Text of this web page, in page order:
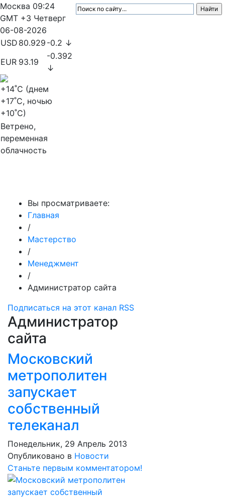
Москва 09:24
GMT +3 Четверг
06-08-2026
USD 80.929 -0.2 ↓
EUR 93.19
-0.392
↓
+14˚C (днем
+17˚C, ночью
+10˚C)
Ветрено,
переменная
облачность
Вы просматриваете:
Главная
/
Мастерство
/
Менеджмент
/
Администратор сайта
Подписаться на этот канал RSS
Администратор
сайта
Московский
метрополитен
запускает
собственный
телеканал
Понедельник, 29 Апрель 2013
Опубликовано в Новости
Станьте первым комментатором!